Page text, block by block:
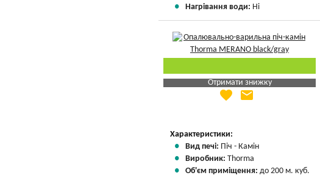
Нагрівання води: Ні
Отримати знижку
Яка Ваша ціна
favorite email
Характеристики:
Вид печі: Піч - Камін
Виробник: Thorma
Об'єм приміщення: до 200 м. куб.